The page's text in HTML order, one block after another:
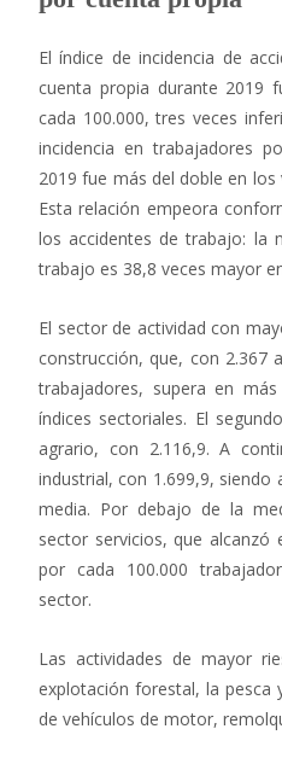
El índice de incidencia de
cuenta propia durante 2019
cada 100.000, tres veces
incidencia en trabajadores
2019 fue más del doble en
Esta relación empeora
los accidentes de trabajo: la
trabajo es 38,8 veces mayor
El sector de actividad con
construcción, que, con 2.367
trabajadores, supera en
índices sectoriales. El
agrario, con 2.116,9. A
industrial, con 1.699,9,
media. Por debajo de la
sector servicios, que alcanzó
por cada 100.000
sector.
Las actividades de mayor
explotación forestal, la pesca
de vehículos de motor,